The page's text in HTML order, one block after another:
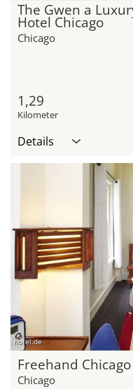
The Gwen a
Hotel Chicago
Chicago
1,29
Kilometer
Details
hotel.de
Freehand Chicago
Chicago